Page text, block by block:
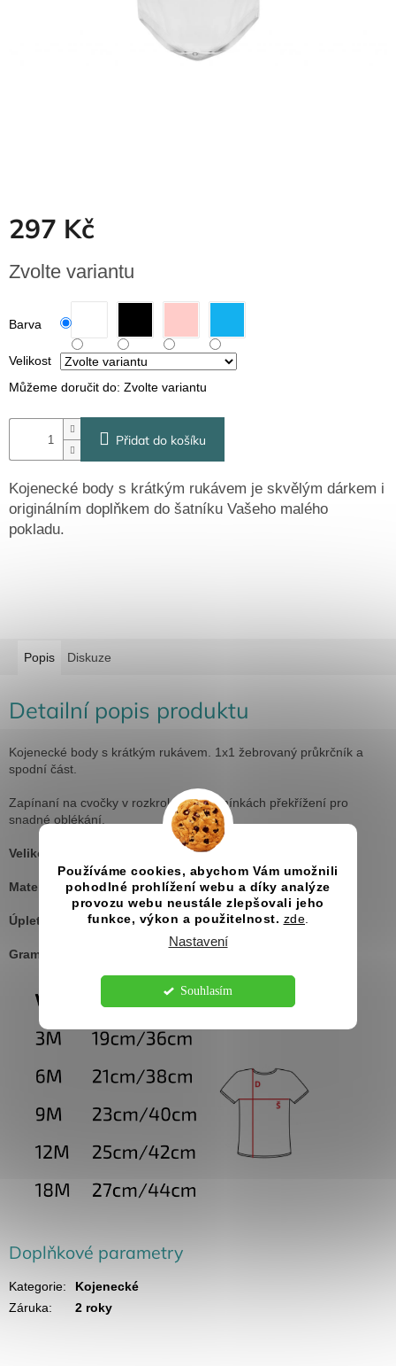
Používáme cookies, abychom Vám umožnili
pohodlné prohlížení webu a díky analýze
provozu webu neustále zlepšovali jeho
funkce, výkon a použitelnost. zde.
Nastavení
Souhlasím
297 Kč
cena:
Zvolte variantu
Barva
Velikost
Můžeme doručit do: Zvolte variantu
Přidat do košíku
Kojenecké body s krátkým rukávem je skvělým dárkem i
originálním doplňkem do šatníku Vašeho malého
pokladu.
Popis Diskuze
Detailní popis produktu
Kojenecké body s krátkým rukávem. 1x1 žebrovaný průkrčník a
spodní část.
Zapínaní na cvočky v rozkroku. Na ramínkách překřížení pro
snadné oblékání.
Velikost: 3M, 6M, 9M, 12M, 18M
Materiál: 96% česaná bavlna / 4% elastan
Úplet:
Gramáž:
Doplňkové parametry
Kategorie:
Kojenecké
Záruka: 2 roky